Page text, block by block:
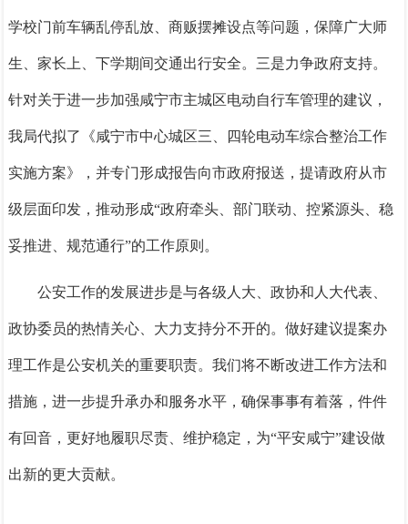
学校门前车辆乱停乱放、商贩摆摊设点等问题，保障广大师
生、家长上、下学期间交通出行安全。 三是力争政府支持。
针对关于进一步加强咸宁市主城区电动自行车管理的建议，
我局代拟了《咸宁市中心城区三、四轮电动车综合整治工作
实施方案》，并专门形成报告向市政府报送，提请政府从市
级层面印发，推动形成“政府牵头、部门联动、控紧源头、稳
妥推进、规范通行”的工作原则。
公安工作的发展进步是与各级人大、政协和人大代表、
政协委员的热情关心、大力支持分不开的。做好建议提案办
理工作是公安机关的重要职责。我们将不断改进工作方法和
措施，进一步提升承办和服务水平，确保事事有着落，件件
有回音，更好地履职尽责、维护稳定，为“平安咸宁”建设做
出新的更大贡献。